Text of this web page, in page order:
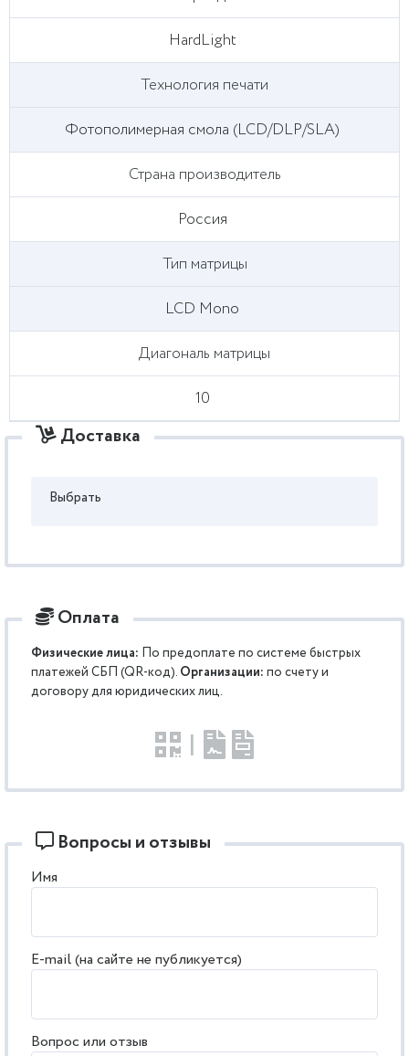
HardLight
Технология печати
Фотополимерная смола (LCD/DLP/SLA)
Страна производитель
Россия
Тип матрицы
LCD Mono
Диагональ матрицы
10
Доставка
Выбрать
Оплата
Физические лица: По предоплате по системе быстрых
платежей СБП (QR-код). Организации: по счету и
договору для юридических лиц.
|
Вопросы и отзывы
Имя
E-mail (на сайте не публикуется)
Вопрос или отзыв